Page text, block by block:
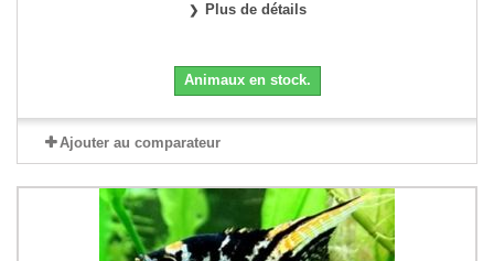
Plus de détails
Animaux en stock.
Ajouter au comparateur